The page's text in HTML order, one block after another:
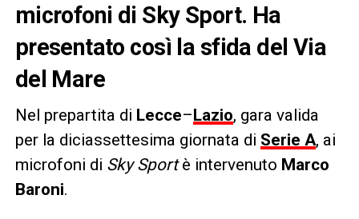
microfoni di Sky Sport. Ha
presentato così la sfida del Via
del Mare
Nel prepartita di Lecce–Lazio, gara valida
per la diciassettesima giornata di Serie A, ai
microfoni di Sky Sportè intervenuto Marco
Baroni.